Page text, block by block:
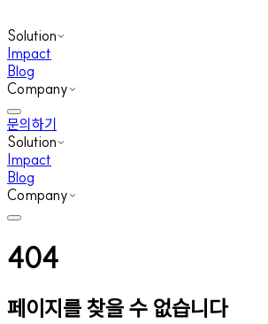
Solution
Impact
Blog
Company
문의하기
Solution
Impact
Blog
Company
404
페이지를 찾을 수 없습니다